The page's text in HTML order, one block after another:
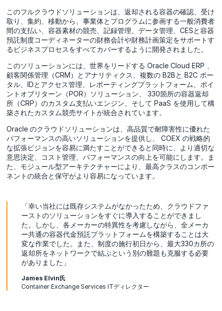
このフルクラウドソリューションは、返却される容器の確認、受け
取り、集約、移動から、事業体とプログラムに参画する一般消費者
間の支払い、容器素材の競売、記録管理、データ管理、CESと容器
預託制度コーディネーターの財務会計や財務計画策定をサポートす
るビジネスプロセスをすべてカバーするように開発されました。
このソリューションには、世界をリードする Oracle Cloud ERP 、
顧客関係管理（CRM）とアナリティクス、複数の B2Bと B2C ポー
タル、IDとアクセス管理、レポーティングプラットフォーム、ポイ
ントオブリターン（POR）ソリューション、 330箇所の容器返却
所（CRP）のカスタム支払いエンジン、そして PaaS を使用して構
築されたカスタム競売サイトが統合されています。
Oracle のクラウドソリューションは、高品質で耐障害性に優れた
パフォーマンスの高いソリューションを提供し、 COEX の戦略的
な拡張ビジョンを容易に満たすことができると同時に、より適切な
意思決定、コスト管理、パフォーマンスの向上を可能にします。ま
た、モジュール型アーキテクチャーにより、最高クラスのコンポー
ネントの統合と保守がより容易になっています。
「幸い当社には既存システムがなかったため、クラウドファ
ーストのソリューションをすぐに導入することができまし
た。しかし、各メーカーの特異性を考慮しながら、全メーカ
ー共通の容器代金預託プラットフォームを構築することは大
変な作業でした。また、制度の施行初日から、最大330カ所の
返却所をネットワークで結ぶという別の難題も克服する必要
がありました」
James Elvin氏
Container Exchange Services ITディレクター